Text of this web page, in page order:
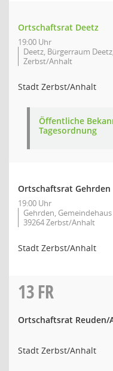
Ortschaftsrat Deetz
19:00 Uhr
Deetz, Bürgerraum
Zerbst/Anhalt
Stadt Zerbst/Anhalt
Öffentliche
Tagesordnung
Ortschaftsrat Gehrden
19:00 Uhr
Gehrden,
39264 Zerbst/Anhalt
Stadt Zerbst/Anhalt
13FR
Ortschaftsrat Reuden/
Stadt Zerbst/Anhalt